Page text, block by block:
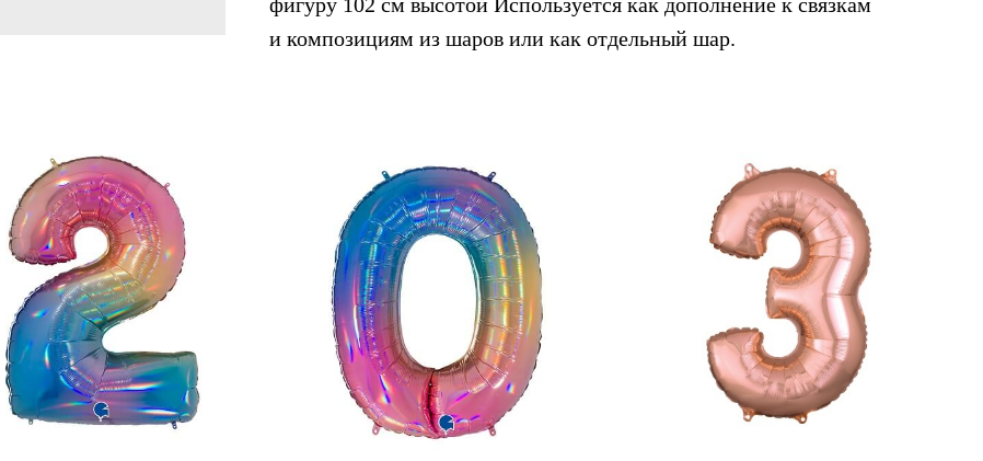
и композициям из шаров или как отдельный шар.